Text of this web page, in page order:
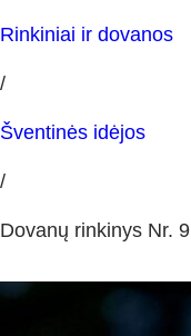
Rinkiniai ir dovanos
/
Šventinės idėjos
/
Dovanų rinkinys Nr. 9